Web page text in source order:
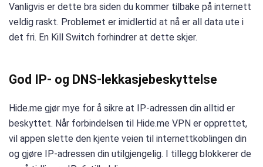
Vanligvis er dette bra siden du kommer tilbake på internett
veldig raskt. Problemet er imidlertid at nå er all data ute i
det fri. En Kill Switch forhindrer at dette skjer.
God IP- og DNS-lekkasjebeskyttelse
Hide.me gjør mye for å sikre at IP-adressen din alltid er
beskyttet. Når forbindelsen til Hide.me VPN er opprettet,
vil appen slette den kjente veien til internettkoblingen din
og gjøre IP-adressen din utilgjengelig. I tillegg blokkerer de